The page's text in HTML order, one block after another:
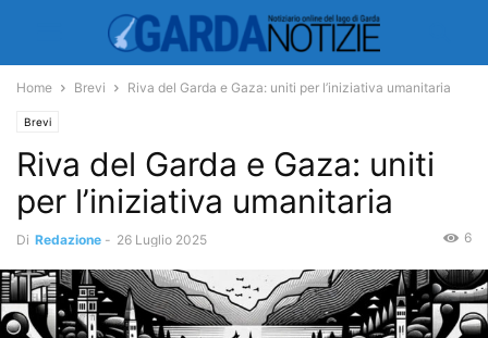
Home Brevi Riva del Garda e Gaza: uniti per l’iniziativa umanitaria
Brevi
Riva del Garda e Gaza: uniti
per l’iniziativa umanitaria
Di Redazione - 26 Luglio 2025 6